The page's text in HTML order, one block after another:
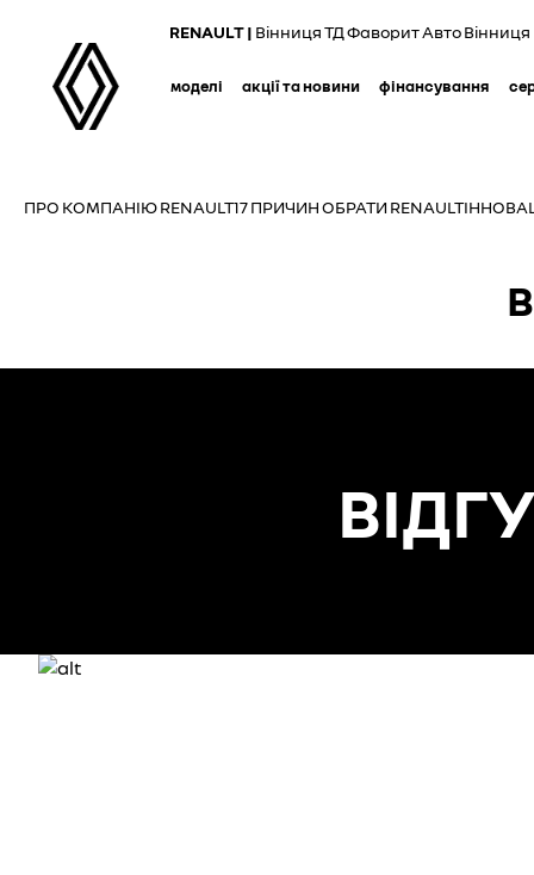
content
RENAULT | Вінниця ТД Фаворит Авто Вінниця
моделі акції та новини фінансування
ПРО КОМПАНІЮ RENAULT17 ПРИЧИН ОБРАТИ RENAULT